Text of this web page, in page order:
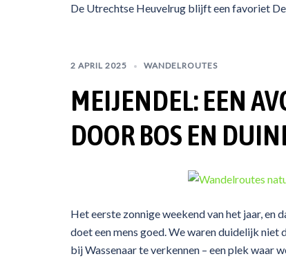
De Utrechtse Heuvelrug blijft een favoriet
2 APRIL 2025 WANDELROUTES
MEIJENDEL: EEN
DOOR BOS EN
Het eerste zonnige weekend van het jaar, en
doet een mens goed. We waren duidelijk
bij Wassenaar te verkennen – een plek waar